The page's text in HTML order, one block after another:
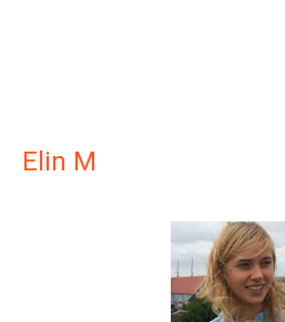
Elin M